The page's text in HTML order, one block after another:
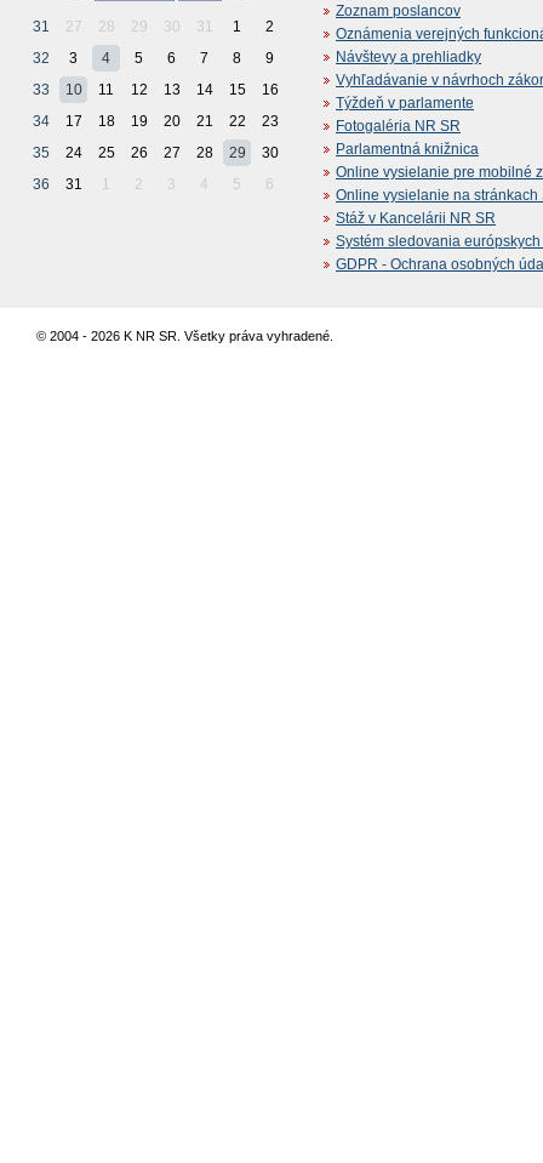
31 27 28 29 30 31 1
2
32
3 4 5 6 7 8
9
33
10 11 12 13 14 15
16
34
17 18 19 20 21 22
23
35
24 25 26 27 28 29
30
36
31 1 2 3 4 5 6
Zoznam poslancov
Oznámenia verejných
Návštevy a prehliadky
Vyhľadávanie v návrhoch
Týždeň v parlamente
Fotogaléria NR SR
Parlamentná knižnica
Online vysielanie pre mobilné
Online vysielanie na stránkach
Stáž v Kancelárii NR SR
Systém sledovania
GDPR - Ochrana osobných
© 2004 - 2026 K NR SR. Všetky práva vyhradené.